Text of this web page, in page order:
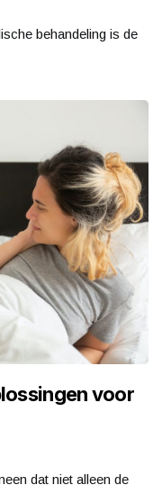
behandeling is de
voor
dat niet alleen de